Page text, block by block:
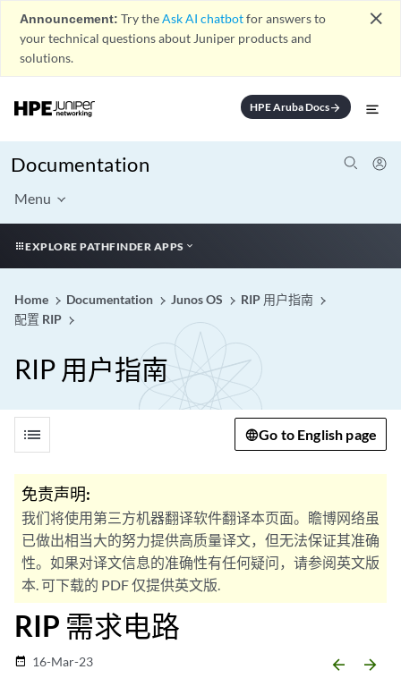
Announcement: Try theAsk AI chatbotfor answers to
your technical questions about Juniper products and
solutions.
close
HPE Aruba Docsarrow_forward
Documentation
Menu
EXPLORE PATHFINDER APPS
Home Documentation Junos OS
RIP 用户指南
配置 RIP
RIP 用户指南
list Go to English page
免责声明:
我们将使用第三方机器翻译软件翻译本页面。瞻博网络虽
已做出相当大的努力提供高质量译文，但无法保证其准确
性。如果对译文信息的准确性有任何疑问，请参阅英文版
本. 可下载的 PDF 仅提供英文版.
RIP 需求电路
date_range 16-Mar-23 arrow_backward arrow_forward